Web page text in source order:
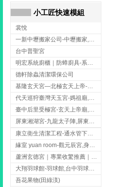
小工匠快速模組
裳悅
一新中壢搬家公司-中壢搬家,中壢搬家公司推薦,桃園搬家推薦,桃園搬家公司
台中普聖宮
明宏系統廚櫃｜防蟑廚具-系統廚櫃安裝,台中系統廚櫃安裝,彰化系統廚櫃安裝,台南系統廚櫃安裝,台中防蟑
德軒除蟲清潔環保公司
基隆玄天宮—北極玄天上帝-玄天上帝廟,拜玄天上帝,基隆玄天上帝廟,安樂區玄天上帝廟,
代天巡狩臺灣天玉宮-媽祖廟,拜媽祖,雲林媽祖廟,雲林拜媽祖,
臺中后里受極宮-玄天上帝廟,拜玄天上帝,台中玄天上帝廟,后里玄天上帝廟,
屏東湘湖宮-九龍太子陣,屏東九龍太子陣
康立衛生清潔工程-通水管下水道 清排水溝 台北抽水肥 台北洗污水管 桃園洗污水管下水道
緣室 yuan room-觀元辰宮,身心靈課程,台中觀元辰宮,台中身心靈課程,西屯觀元辰宮
蘆洲玄德宮｜專業收驚推薦｜問事服務｜點燈祭改｜補財補運-玄天上帝廟,問事,台北玄天上帝廟,蘆洲問事,
大翔羽球館-羽球館,台中羽球館,台中羽球場地出租,台中專業羽球館
吾花果物(田綠渼)